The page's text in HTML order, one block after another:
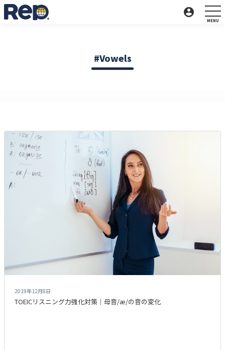
account_circle
Vowels
2019年12月8日
TOEICリスニング力強化対策｜母音/æ/の音の変化